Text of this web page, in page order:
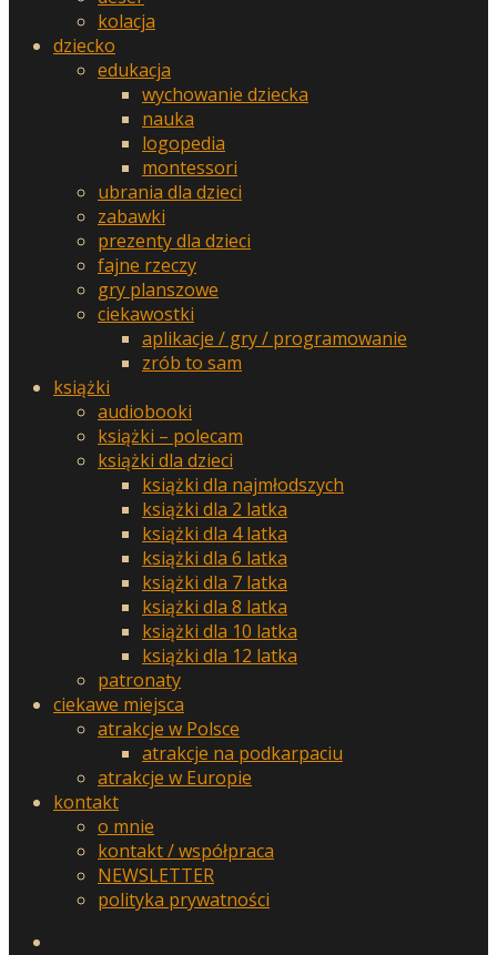
kolacja
dziecko
edukacja
wychowanie dziecka
nauka
logopedia
montessori
ubrania dla dzieci
zabawki
prezenty dla dzieci
fajne rzeczy
gry planszowe
ciekawostki
aplikacje / gry / programowanie
zrób to sam
książki
audiobooki
książki – polecam
książki dla dzieci
książki dla najmłodszych
książki dla 2 latka
książki dla 4 latka
książki dla 6 latka
książki dla 7 latka
książki dla 8 latka
książki dla 10 latka
książki dla 12 latka
patronaty
ciekawe miejsca
atrakcje w Polsce
atrakcje na podkarpaciu
atrakcje w Europie
kontakt
o mnie
kontakt / współpraca
NEWSLETTER
polityka prywatności